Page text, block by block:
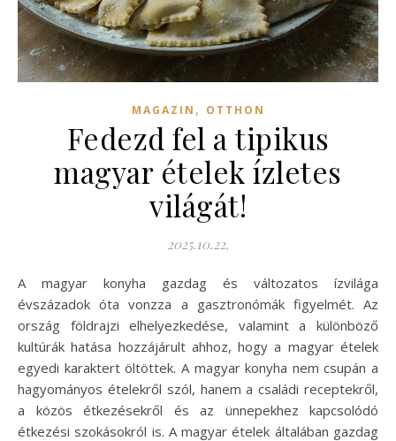
MAGAZIN , OTTHON
Fedezd fel a tipikus
magyar ételek ízletes
világát!
2025.10.22.
A magyar konyha gazdag és változatos ízvilága
évszázadok óta vonzza a gasztronómák figyelmét. Az
ország földrajzi elhelyezkedése, valamint a különböző
kultúrák hatása hozzájárult ahhoz, hogy a magyar ételek
egyedi karaktert öltöttek. A magyar konyha nem csupán a
hagyományos ételekről szól, hanem a családi receptekről,
a közös étkezésekről és az ünnepekhez kapcsolódó
étkezési szokásokról is. A magyar ételek általában gazdag